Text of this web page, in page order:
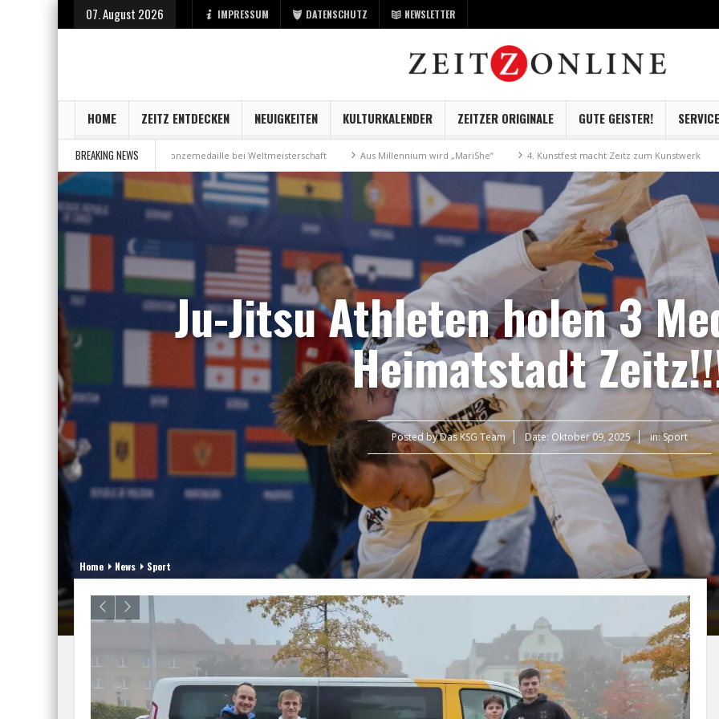
07. August 2026 IMPRESSUM DATENSCHUTZ NEWSLETTER
HOME ZEITZ ENTDECKEN NEUIGKEITEN KULTURKALENDER ZEITZER ORIGINALE GUTE GEISTER! SERVICE
BREAKING NEWS
Bronzemedaille bei Weltmeisterschaft Aus Millennium wird „MariShe“ 4. Kunstfest macht Zeitz zum Kunstwerk Museum
Ju-Jitsu Athleten holen 3
Heimatstadt
Posted byDas KSG Team Date: Oktober 09, 2025 in:Sport
Home News Sport